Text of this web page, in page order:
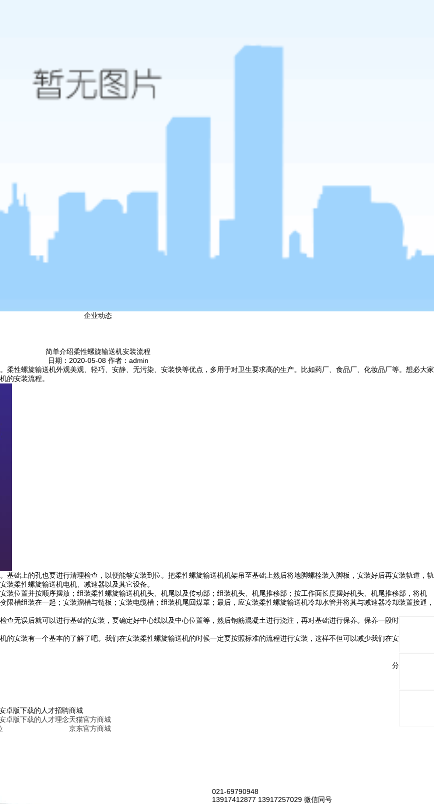
企业动态
简单介绍柔性螺旋输送机安装流程
日期：2020-05-08 作者：admin
性螺旋输送机外观美观、轻巧、安静、无污染、安装快等优点，多用于对卫生要求高的生产。比如药厂、食品厂、化妆品厂等。想必大家
的安装流程。
础上的孔也要进行清理检查，以便能够安装到位。把柔性螺旋输送机机架吊至基础上然后将地脚螺栓装入脚板，安装好后再安装轨道，轨
柔性螺旋输送机电机、减速器以及其它设备。
位置并按顺序摆放；组装柔性螺旋输送机机头、机尾以及传动部；组装机头、机尾推移部；按工作面长度摆好机头、机尾推移部，将机
槽组装在一起；安装溜槽与链板；安装电缆槽；组装机尾回煤罩；最后，应安装柔性螺旋输送机冷却水管并将其与减速器冷却装置接通，
无误后就可以进行基础的安装，要确定好中心线以及中心位置等，然后钢筋混凝土进行浇注，再对基础进行保养。保养一段时间后并校正
安装有一个基本的了解了吧。我们在安装柔性螺旋输送机的时候一定要按照标准的流程进行安装，这样不但可以减少我们在安装上浪费的
分享与关注：
卓版下载的人才招聘
卓版下载的人才理念
商城
天猫官方商城
京东官方商城
021-69790948
13917412877 13917257029 微信同号